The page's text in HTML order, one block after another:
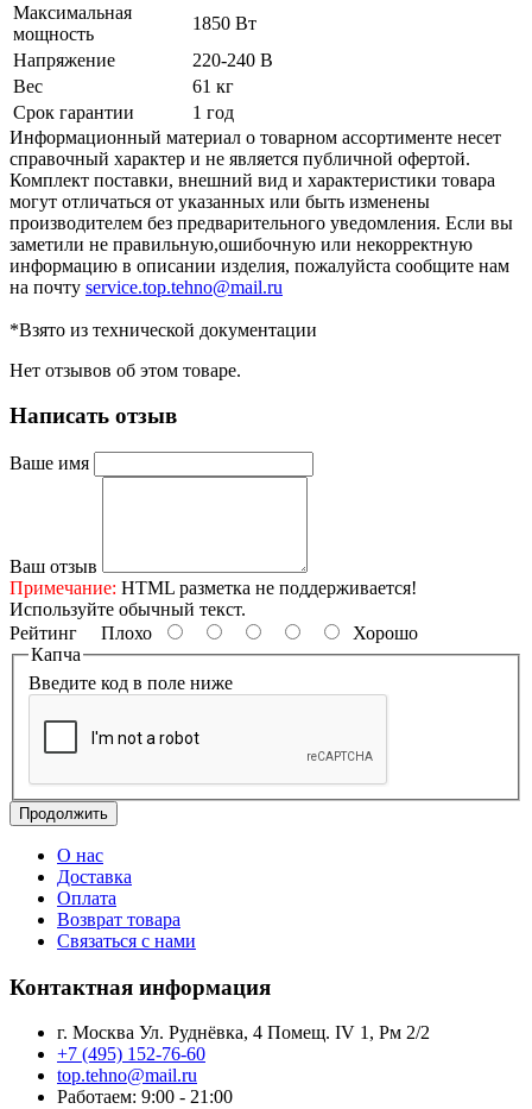
Максимальная
мощность
1850 Вт
Напряжение
220-240 В
Вес
61 кг
Срок гарантии
1 год
Информационный материал о товарном ассортименте несет
справочный характер и не является публичной офертой.
Комплект поставки, внешний вид и характеристики товара
могут отличаться от указанных или быть изменены
производителем без предварительного уведомления. Если вы
заметили не правильную,ошибочную или некорректную
информацию в описании изделия, пожалуйста сообщите нам
на почту service.top.tehno@mail.ru
*Взято из технической документации
Нет отзывов об этом товаре.
Написать отзыв
Ваше имя
Ваш отзыв
Примечание: HTML разметка не поддерживается!
Используйте обычный текст.
Рейтинг Плохо
Хорошо
Капча
Введите код в поле ниже
Продолжить
О нас
Доставка
Оплата
Возврат товара
Связаться с нами
Контактная информация
г. Москва Ул. Руднёвка, 4 Помещ. IV 1, Рм 2/2
+7 (495) 152-76-60
top.tehno@mail.ru
Работаем: 9:00 - 21:00